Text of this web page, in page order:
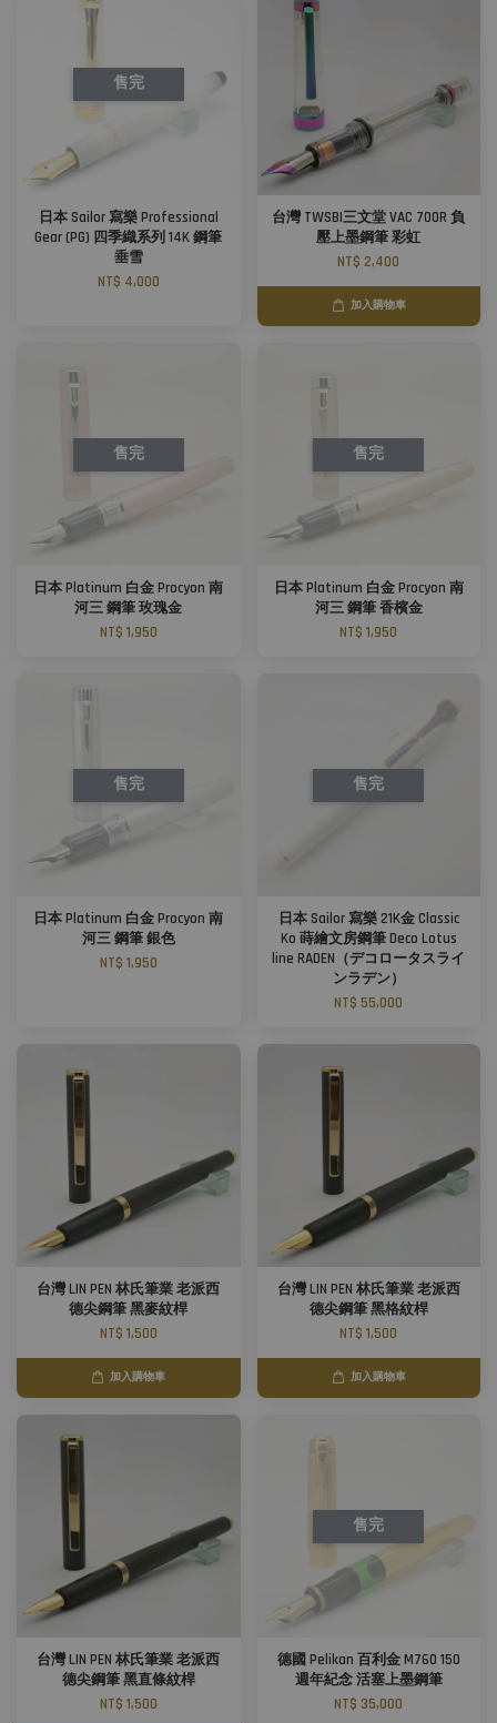
售完
日本 Sailor 寫樂 Professional
Gear (PG) 四季織系列 14K 鋼筆
垂雪
NT$ 4,000
台灣 TWSBI三文堂 VAC 700R 負
壓上墨鋼筆 彩虹
NT$ 2,400
加入購物車
售完
日本 Platinum 白金 Procyon 南
河三 鋼筆 玫瑰金
NT$ 1,950
售完
日本 Platinum 白金 Procyon 南
河三 鋼筆 香檳金
NT$ 1,950
售完
日本 Platinum 白金 Procyon 南
河三 鋼筆 銀色
NT$ 1,950
售完
日本 Sailor 寫樂 21K金 Classic
Ko 蒔繪文房鋼筆 Deco Lotus
line RADEN（デコロータスライ
ンラデン）
NT$ 55,000
台灣 LIN PEN 林氏筆業 老派西
德尖鋼筆 黑麥紋桿
NT$ 1,500
加入購物車
台灣 LIN PEN 林氏筆業 老派西
德尖鋼筆 黑格紋桿
NT$ 1,500
加入購物車
台灣 LIN PEN 林氏筆業 老派西
德尖鋼筆 黑直條紋桿
NT$ 1,500
售完
德國 Pelikan 百利金 M760 150
週年紀念 活塞上墨鋼筆
NT$ 35,000